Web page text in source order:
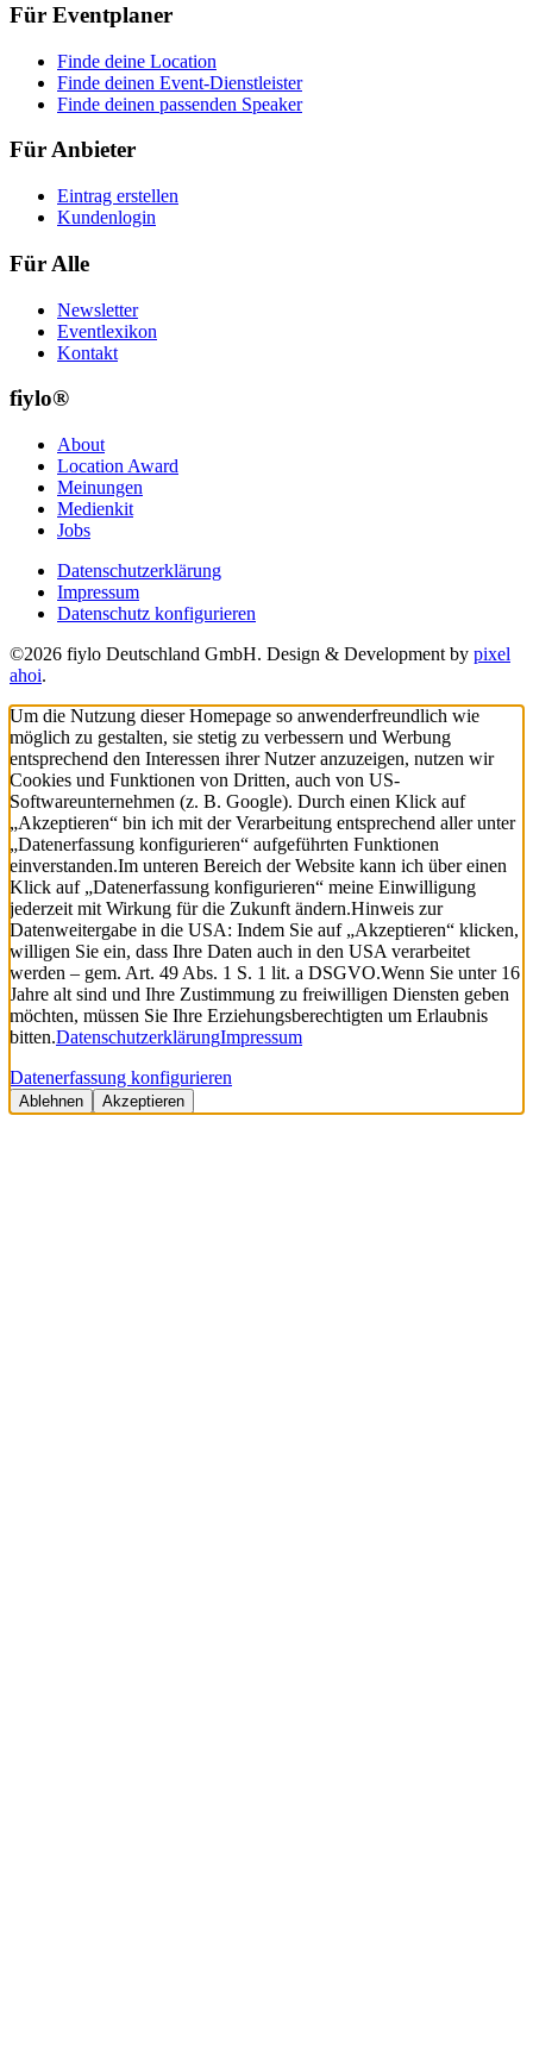
Für Eventplaner
Finde deine Location
Finde deinen Event-Dienstleister
Finde deinen passenden Speaker
Für Anbieter
Eintrag erstellen
Kundenlogin
Für Alle
Newsletter
Eventlexikon
Kontakt
fiylo®
About
Location Award
Meinungen
Medienkit
Jobs
Datenschutzerklärung
Impressum
Datenschutz konfigurieren
©2026 fiylo Deutschland GmbH. Design & Development by pixel
ahoi.
Um die Nutzung dieser Homepage so anwenderfreundlich wie
möglich zu gestalten, sie stetig zu verbessern und Werbung
entsprechend den Interessen ihrer Nutzer anzuzeigen, nutzen wir
Cookies und Funktionen von Dritten, auch von US-
Softwareunternehmen (z. B. Google). Durch einen Klick auf
„Akzeptieren“ bin ich mit der Verarbeitung entsprechend aller unter
„Datenerfassung konfigurieren“ aufgeführten Funktionen
einverstanden.Im unteren Bereich der Website kann ich über einen
Klick auf „Datenerfassung konfigurieren“ meine Einwilligung
jederzeit mit Wirkung für die Zukunft ändern.Hinweis zur
Datenweitergabe in die USA: Indem Sie auf „Akzeptieren“ klicken,
willigen Sie ein, dass Ihre Daten auch in den USA verarbeitet
werden – gem. Art. 49 Abs. 1 S. 1 lit. a DSGVO.Wenn Sie unter 16
Jahre alt sind und Ihre Zustimmung zu freiwilligen Diensten geben
möchten, müssen Sie Ihre Erziehungsberechtigten um Erlaubnis
bitten.DatenschutzerklärungImpressum
Datenerfassung konfigurieren
Ablehnen Akzeptieren